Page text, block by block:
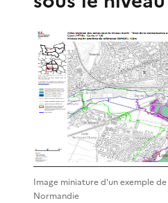
Image miniature d'un exemple
Normandie